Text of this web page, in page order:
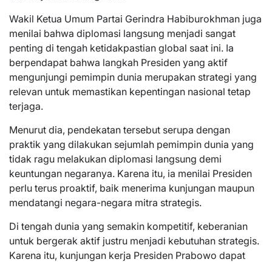
Wakil Ketua Umum Partai Gerindra Habiburokhman juga
menilai bahwa diplomasi langsung menjadi sangat
penting di tengah ketidakpastian global saat ini. Ia
berpendapat bahwa langkah Presiden yang aktif
mengunjungi pemimpin dunia merupakan strategi yang
relevan untuk memastikan kepentingan nasional tetap
terjaga.
Menurut dia, pendekatan tersebut serupa dengan
praktik yang dilakukan sejumlah pemimpin dunia yang
tidak ragu melakukan diplomasi langsung demi
keuntungan negaranya. Karena itu, ia menilai Presiden
perlu terus proaktif, baik menerima kunjungan maupun
mendatangi negara-negara mitra strategis.
Di tengah dunia yang semakin kompetitif, keberanian
untuk bergerak aktif justru menjadi kebutuhan strategis.
Karena itu, kunjungan kerja Presiden Prabowo dapat